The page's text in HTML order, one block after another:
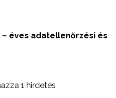
éves adatellenőrzési és
1 hirdetés